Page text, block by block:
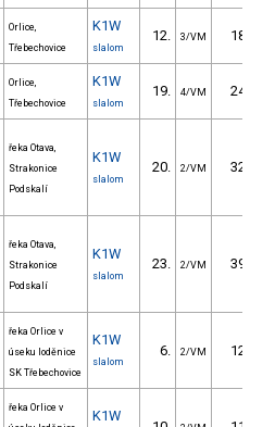
Orlice,
Třebechovice
K1W
slalom
12. 3/VM 18.90
Orlice,
Třebechovice
K1W
slalom
19. 4/VM 24.60
řeka Otava,
Strakonice
Podskalí
K1W
slalom
20. 2/VM 32.15
řeka Otava,
Strakonice
Podskalí
K1W
slalom
23. 2/VM 39.11
řeka Orlice v
úseku loděnice
SK Třebechovice
K1W
slalom
6. 2/VM 12.40
řeka Orlice v
K1W